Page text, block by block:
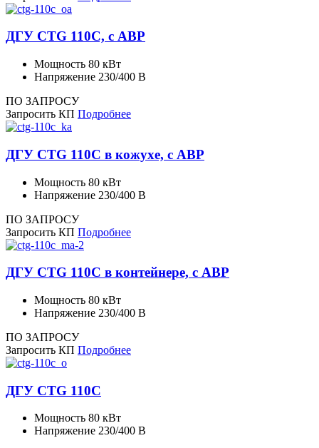
ДГУ CTG 110C, с АВР
Мощность 80 кВт
Напряжение 230/400 В
ПО ЗАПРОСУ
Запросить КП Подробнее
ДГУ CTG 110C в кожухе, с АВР
Мощность 80 кВт
Напряжение 230/400 В
ПО ЗАПРОСУ
Запросить КП Подробнее
ДГУ CTG 110C в контейнере, с АВР
Мощность 80 кВт
Напряжение 230/400 В
ПО ЗАПРОСУ
Запросить КП Подробнее
ДГУ CTG 110C
Мощность 80 кВт
Напряжение 230/400 В